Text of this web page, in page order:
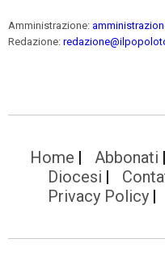
Amministrazione:
Redazione:
Home Abbonati
Diocesi
Privacy Policy